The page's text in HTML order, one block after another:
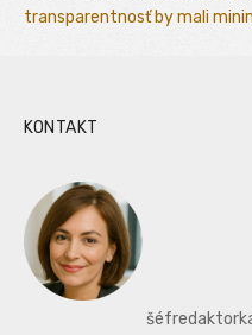
transparentnosť by mali
KONTAKT